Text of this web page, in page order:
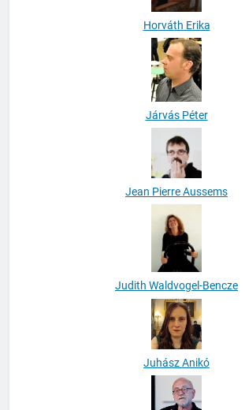
Horváth Erika
Járvás Péter
Jean Pierre Aussems
Judith Waldvogel-Bencze
Juhász Anikó